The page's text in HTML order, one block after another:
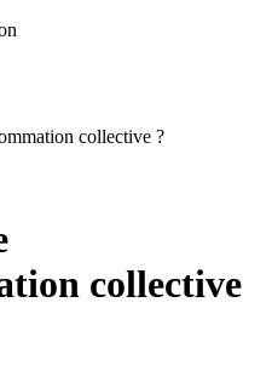
collective ?
collective